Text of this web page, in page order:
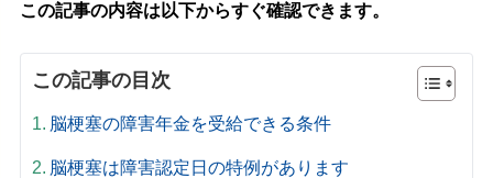
この記事の内容は以下からすぐ確認できます。
この記事の目次
脳梗塞の障害年金を受給できる条件
脳梗塞は障害認定日の特例があります